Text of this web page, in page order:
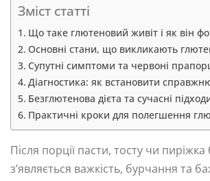
Зміст статті
Що таке глютеновий живіт і як він
Основні стани, що викликають
Супутні симптоми та червоні
Діагностика: як встановити
Безглютенова дієта та сучасні
Практичні кроки для полегшення
Після порції пасти, тосту чи
з’являється важкість, бурчання та